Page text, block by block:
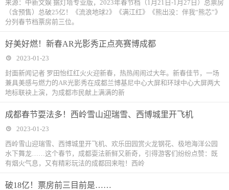
来源：中新文娱 据灯塔专业版，2023年春节档（1月21日-1月27日）总票房
（含预售）总破25亿！《流浪地球2》《满江红》《熊出没：伴我“熊芯”》
分列春节档票房前三位。
好美好燃！新春AR光影秀正点亮赛博成都
2023-01-23
封面新闻记者 罗田怡红红火火迎新春，热热闹闹过大年。新春佳节，一场
兼具美感与燃力的AR光影秀在成都兰博基尼中心大屏和环球中心大屏两大
地标联袂上演，为成都市民献上满满的新
成都春节耍法多！西岭雪山迎瑞雪、西博城里开飞机
2023-01-23
西岭雪山迎瑞雪、西博城里开飞机、欢乐田园赏火龙钢花、极地海洋公园
水下舞龙……这个春节，成都耍法新鲜又新奇，引得游客们纷纷点赞：既
有烟火气息，又有精彩玩法的成都回来啦！西岭
破18亿！票房前三目前是……